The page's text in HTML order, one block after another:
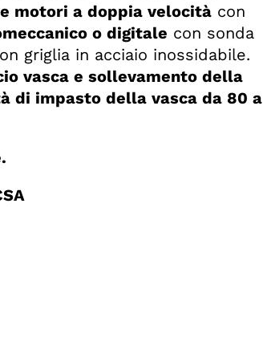
motori a doppia velocitàcon
o digitale con sonda
griglia in acciaio inossidabile.
vasca e sollevamento della
di impasto della vasca da 80 a